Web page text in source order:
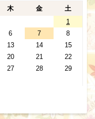
木 金
土
1
6 7
8
13 14
15
20 21
22
27 28
29